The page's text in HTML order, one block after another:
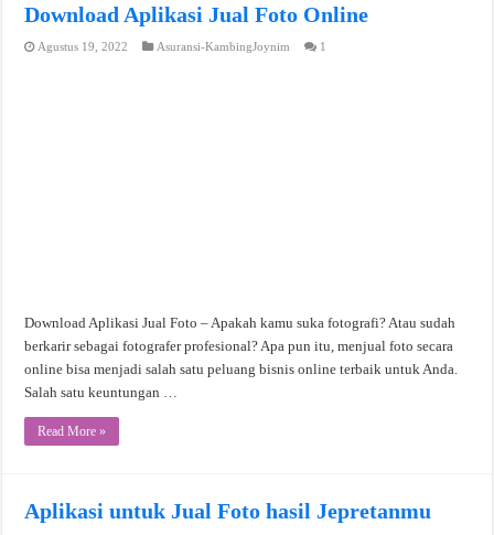
Download Aplikasi Jual Foto Online
Agustus 19, 2022 Asuransi-KambingJoynim 1
Download Aplikasi Jual Foto – Apakah kamu suka fotografi? Atau sudah
berkarir sebagai fotografer profesional? Apa pun itu, menjual foto secara
online bisa menjadi salah satu peluang bisnis online terbaik untuk Anda.
Salah satu keuntungan …
Read More »
Aplikasi untuk Jual Foto hasil Jepretanmu